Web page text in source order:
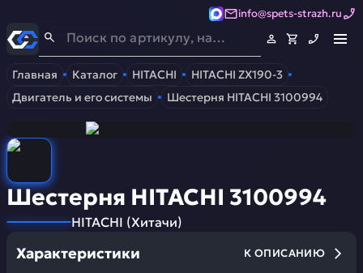
info@spets-strazh.ru
Спец-Страж- Запчасти для спецтехники
Главная Каталог HITACHI
HITACHI ZX190-3
Двигатель и его системы
Шестерня HITACHI 3100994
Шестерня HITACHI 3100994
HITACHI (Хитачи)
Характеристики К ОПИСАНИЮ